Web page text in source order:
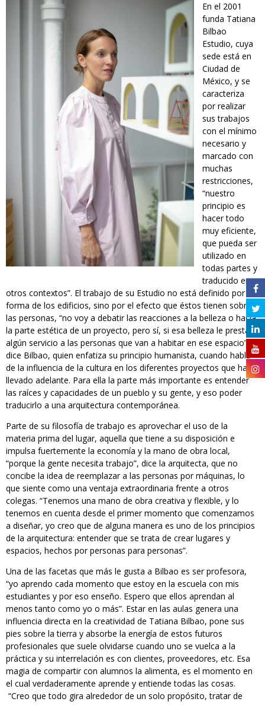
En el 2001
funda Tatiana
Bilbao
Estudio, cuya
sede está en
Ciudad de
México, y se
caracteriza
por realizar
sus trabajos
con el mínimo
necesario y
marcado con
muchas
restricciones,
“nuestro
principio es
hacer todo
muy eficiente,
que pueda ser
utilizado en
todas partes y
traducido en
otros contextos”. El trabajo de su Estudio no está definido por la
forma de los edificios, sino por el efecto que éstos tienen sobre
las personas, “no voy a debatir las reacciones a la belleza o hacia
la parte estética de un proyecto, pero sí, si esa belleza le presta
algún servicio a las personas que van a habitar en ese espacio”,
dice Bilbao, quien enfatiza su principio humanista, cuando habla
de la influencia de la cultura en los diferentes proyectos que ha
llevado adelante. Para ella la parte más importante es entender
las raíces y capacidades de un pueblo y su gente, y eso poder
traducirlo a una arquitectura contemporánea.
Parte de su filosofía de trabajo es aprovechar el uso de la
materia prima del lugar, aquella que tiene a su disposición e
impulsa fuertemente la economía y la mano de obra local,
“porque la gente necesita trabajo”, dice la arquitecta, que no
concibe la idea de reemplazar a las personas por máquinas, lo
que siente como una ventaja extraordinaria frente a otros
colegas. “Tenemos una mano de obra creativa y flexible, y lo
tenemos en cuenta desde el primer momento que comenzamos
a diseñar, yo creo que de alguna manera es uno de los principios
de la arquitectura: entender que se trata de crear lugares y
espacios, hechos por personas para personas”.
Una de las facetas que más le gusta a Bilbao es ser profesora,
“yo aprendo cada momento que estoy en la escuela con mis
estudiantes y por eso enseño. Espero que ellos aprendan al
menos tanto como yo o más”. Estar en las aulas genera una
influencia directa en la creatividad de Tatiana Bilbao, pone sus
pies sobre la tierra y absorbe la energía de estos futuros
profesionales que suele olvidarse cuando uno se vuelca a la
práctica y su interrelación es con clientes, proveedores, etc. Esa
magia de compartir con alumnos la alimenta, es el momento en
el cual verdaderamente aprende y entiende todas las cosas.
“Creo que todo gira alrededor de un solo propósito, tratar de